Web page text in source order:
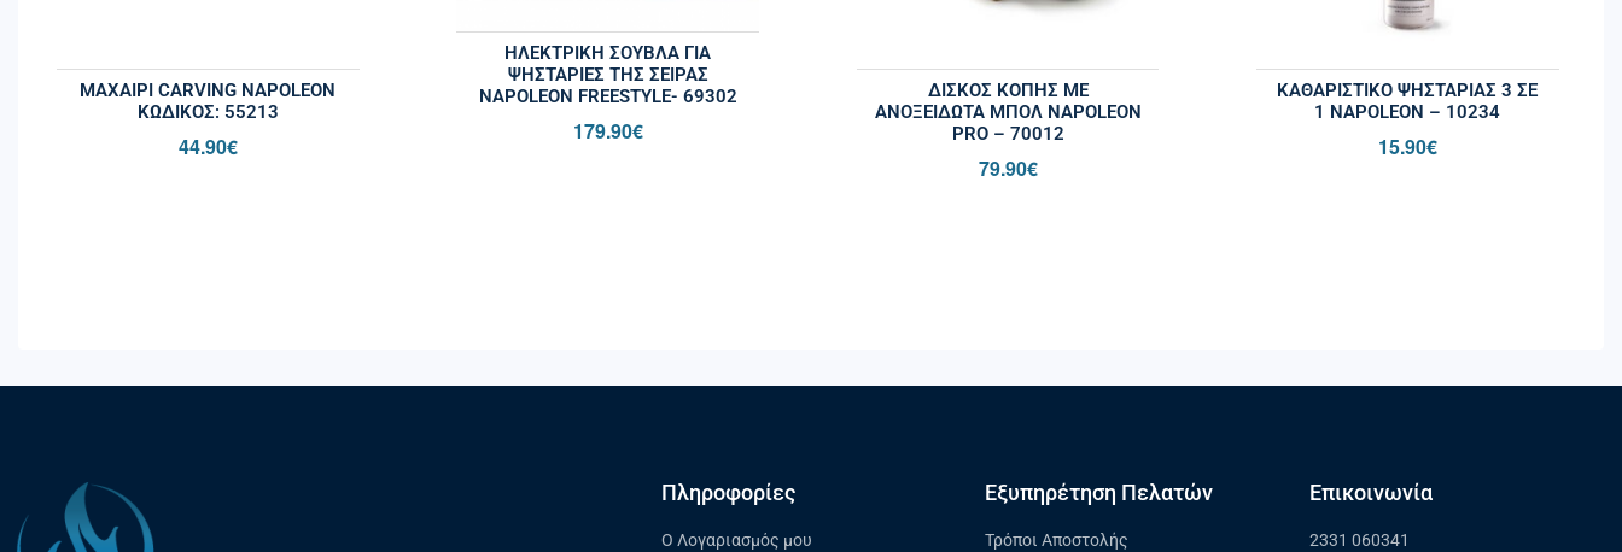
ΜΑΧΑΊΡΙ CARVING NAPOLEON
ΚΩΔΙΚΌΣ: 55213
44.90€
ΗΛΕΚΤΡΙΚΉ ΣΟΎΒΛΑ ΓΙΑ
ΨΗΣΤΑΡΙΈΣ ΤΗΣ ΣΕΙΡΆΣ
NAPOLEON FREESTYLE- 69302
179.90€
ΔΊΣΚΟΣ ΚΟΠΉΣ ΜΕ
ΑΝΟΞΕΊΔΩΤΑ ΜΠΟΛ NAPOLEON
PRO – 70012
79.90€
ΚΑΘΑΡΙΣΤΙΚΌ ΨΗΣΤΑΡΙΆΣ 3 ΣΕ
1 NAPOLEON – 10234
15.90€
Πληροφορίες
Ο Λογαριασμός μου
Εξυπηρέτηση Πελατών
Τρόποι Αποστολής
Επικοινωνία
2331 060341